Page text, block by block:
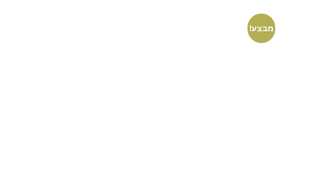
מבצע!